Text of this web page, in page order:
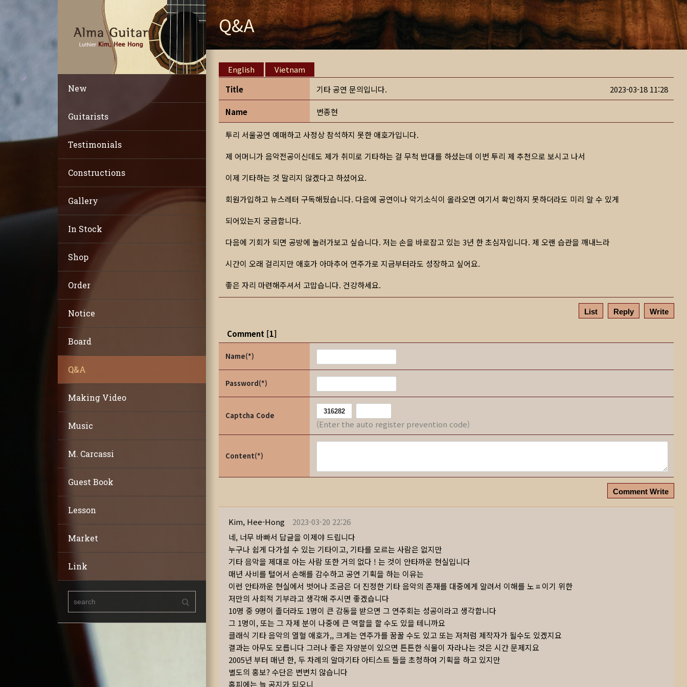
New
Guitarists
Testimonials
Constructions
Gallery
In Stock
Shop
Order
Notice
Board
Q&A
Making Video
Music
M. Carcassi
Guest Book
Lesson
Market
Link
Q&A
English
Vietnam
Title
기타 공연 문의입니다. 2023-03-18 11:28
Name 변종현
투리 서울공연 예매하고 사정상 참석하지 못한 애호가입니다.
제 어머니가 음악전공이신데도 제가 취미로 기타하는 걸 무척 반대를 하셨는데 이번 투리 제 추천으로 보시고 나서
이제 기타하는 것 말리지 않겠다고 하셨어요.
회원가입하고 뉴스레터 구독해뒀습니다. 다음에 공연이나 악기소식이 올라오면 여기서 확인하지 못하더라도 미리 알 수 있게
되어있는지 궁금합니다.
다음에 기회가 되면 공방에 놀러가보고 싶습니다. 저는 손을 바로잡고 있는 3년 한 초심자입니다. 제 오랜 습관을 깨내느라
시간이 오래 걸리지만 애호가 아마추어 연주가로 지금부터라도 성장하고 싶어요.
좋은 자리 마련해주셔서 고맙습니다. 건강하세요.
List Reply Write
Comment [1]
Name(*)
Password(*)
Captcha Code
(Enter the auto register prevention code)
Content(*)
Comment Write
Kim, Hee-Hong
2023-03-20 22:26
네, 너무 바빠서 답글을 이제야 드립니다
누구나 쉽게 다가설 수 있는 기타이고, 기타를 모르는 사람은 없지만
기타 음악을 제대로 아는 사람 또한 거의 없다 ! 는 것이 안타까운 현실입니다
매년 사비를 털어서 손해를 감수하고 공연 기획을 하는 이유는
이런 안타까운 현실에서 벗어나 조금은 더 진정한 기타 음악의 존재를 대중에게 알려서 이해를 높이기 위한
저만의 사회적 기부라고 생각해 주시면 좋겠습니다
10명 중 9명이 졸더라도 1명이 큰 감동을 받으면 그 연주회는 성공이라고 생각합니다
그 1명이, 또는 그 자제 분이 나중에 큰 역할을 할 수도 있을 테니까요
클래식 기타 음악의 열혈 애호가,, 크게는 연주가를 꿈꿀 수도 있고 또는 저처럼 제작자가 될수도 있겠지요
결과는 아무도 모릅니다 그러나 좋은 자양분이 있으면 튼튼한 식물이 자라나는 것은 시간 문제지요
2005년 부터 매년 한, 두 차례의 알마기타 아티스트 들을 초청하여 기획을 하고 있지만
별도의 홍보? 수단은 변변치 않습니다
홈피에는 늘 공지가 되오니